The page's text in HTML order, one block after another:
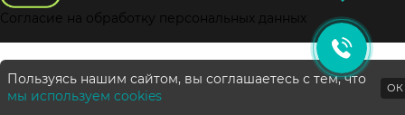
Согласие на обработку персональных данных
Пользуясь нашим сайтом, вы соглашаетесь с тем, что
мы используем cookies
ОК